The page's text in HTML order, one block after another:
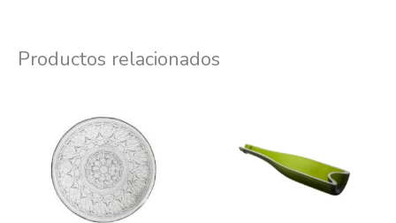
Productos relacionados